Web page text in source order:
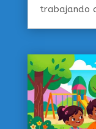
trabajando